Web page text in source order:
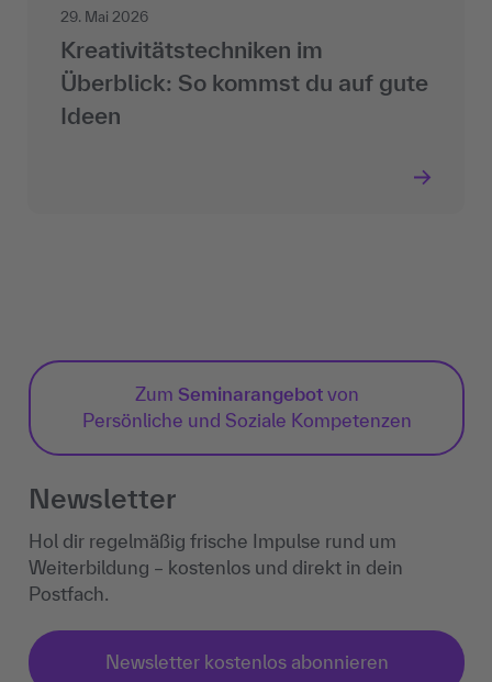
29. Mai 2026
Kreativitätstechniken im
Überblick: So kommst du auf gute
Ideen
Zum Seminarangebotvon
Persönliche und Soziale Kompetenzen
Newsletter
Hol dir regelmäßig frische Impulse rund um
Weiterbildung – kostenlos und direkt in dein
Postfach.
Newsletter kostenlos abonnieren